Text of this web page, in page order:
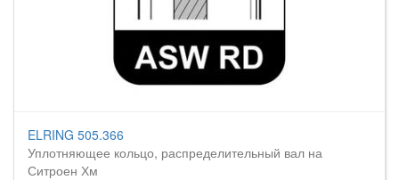
ELRING 505.366
Уплотняющее кольцо, распределительный вал на
Ситроен Хм